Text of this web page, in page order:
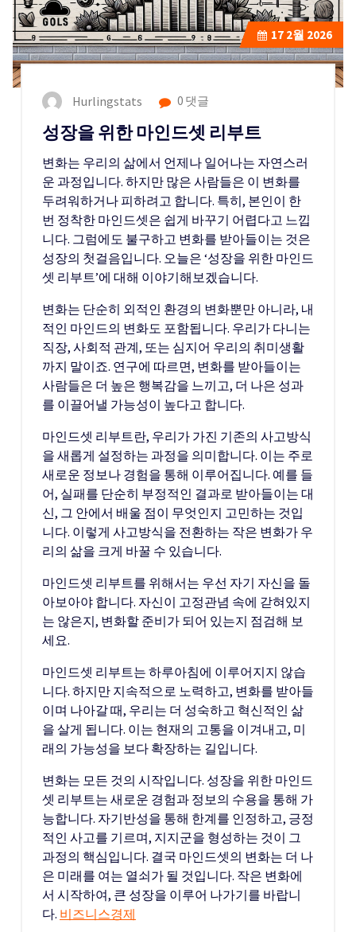
17 2월 2026
Hurlingstats 0 댓글
성장을 위한 마인드셋 리부트
변화는 우리의 삶에서 언제나 일어나는 자연스러
운 과정입니다. 하지만 많은 사람들은 이 변화를
두려워하거나 피하려고 합니다. 특히, 본인이 한
번 정착한 마인드셋은 쉽게 바꾸기 어렵다고 느낍
니다. 그럼에도 불구하고 변화를 받아들이는 것은
성장의 첫걸음입니다. 오늘은 ‘성장을 위한 마인드
셋 리부트’에 대해 이야기해보겠습니다.
변화는 단순히 외적인 환경의 변화뿐만 아니라, 내
적인 마인드의 변화도 포함됩니다. 우리가 다니는
직장, 사회적 관계, 또는 심지어 우리의 취미생활
까지 말이죠. 연구에 따르면, 변화를 받아들이는
사람들은 더 높은 행복감을 느끼고, 더 나은 성과
를 이끌어낼 가능성이 높다고 합니다.
마인드셋 리부트란, 우리가 가진 기존의 사고방식
을 새롭게 설정하는 과정을 의미합니다. 이는 주로
새로운 정보나 경험을 통해 이루어집니다. 예를 들
어, 실패를 단순히 부정적인 결과로 받아들이는 대
신, 그 안에서 배울 점이 무엇인지 고민하는 것입
니다. 이렇게 사고방식을 전환하는 작은 변화가 우
리의 삶을 크게 바꿀 수 있습니다.
마인드셋 리부트를 위해서는 우선 자기 자신을 돌
아보아야 합니다. 자신이 고정관념 속에 갇혀있지
는 않은지, 변화할 준비가 되어 있는지 점검해 보
세요.
마인드셋 리부트는 하루아침에 이루어지지 않습
니다. 하지만 지속적으로 노력하고, 변화를 받아들
이며 나아갈 때, 우리는 더 성숙하고 혁신적인 삶
을 살게 됩니다. 이는 현재의 고통을 이겨내고, 미
래의 가능성을 보다 확장하는 길입니다.
변화는 모든 것의 시작입니다. 성장을 위한 마인드
셋 리부트는 새로운 경험과 정보의 수용을 통해 가
능합니다. 자기반성을 통해 한계를 인정하고, 긍정
적인 사고를 기르며, 지지군을 형성하는 것이 그
과정의 핵심입니다. 결국 마인드셋의 변화는 더 나
은 미래를 여는 열쇠가 될 것입니다. 작은 변화에
서 시작하여, 큰 성장을 이루어 나가기를 바랍니
다. 비즈니스경제